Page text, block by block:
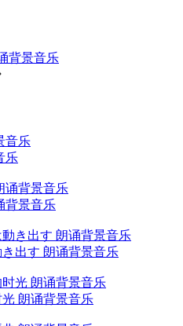
背景音乐
乐
背景音乐
出す 朗诵背景音乐
光 朗诵背景音乐